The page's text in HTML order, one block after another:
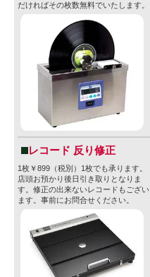
だければその枚数無料でいたします。
レコード 反り修正
1枚￥899（税別）1枚でも承ります。
店頭お預かり後日引き取りとなりま
す。修正の出来ないレコードもござい
ます。事前にお問合せください。